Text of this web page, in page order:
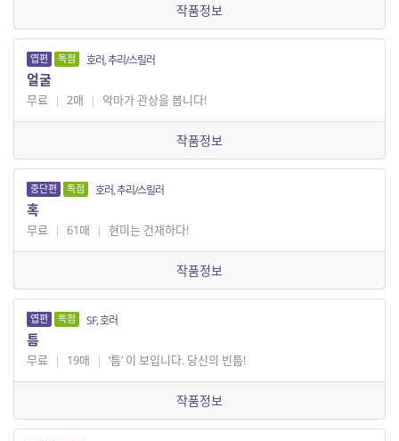
작품정보
엽편 독점 호러, 추리/스릴러
얼굴
무료 | 2매 | 악마가 관상을 봅니다!
작품정보
중단편 독점 호러, 추리/스릴러
혹
무료 | 61매 | 현미는 건재하다!
작품정보
엽편 독점 SF, 호러
틈
무료 | 19매 | ‘틈’ 이 보입니다. 당신의 빈틈!
작품정보